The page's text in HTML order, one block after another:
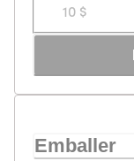
10 $
Emballer